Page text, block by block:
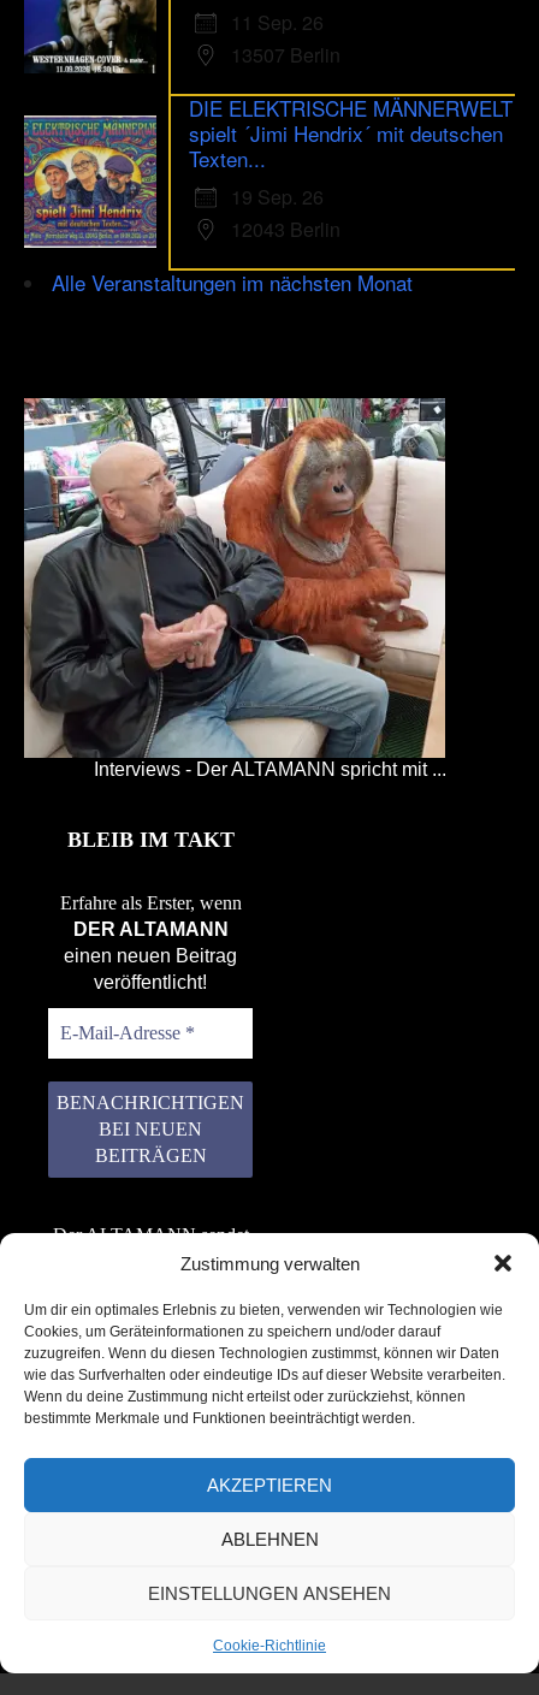
Zustimmung verwalten
Um dir ein optimales Erlebnis zu bieten, verwenden wir Technologien wie
Cookies, um Geräteinformationen zu speichern und/oder darauf
zuzugreifen. Wenn du diesen Technologien zustimmst, können wir Daten
wie das Surfverhalten oder eindeutige IDs auf dieser Website verarbeiten.
Wenn du deine Zustimmung nicht erteilst oder zurückziehst, können
bestimmte Merkmale und Funktionen beeinträchtigt werden.
AKZEPTIEREN
ABLEHNEN
EINSTELLUNGEN ANSEHEN
Cookie-Richtlinie
11 Sep. 26
13507 Berlin
DIE ELEKTRISCHE MÄNNERWELT
spielt ´Jimi Hendrix´ mit deutschen
Texten...
19 Sep. 26
12043 Berlin
Alle Veranstaltungen im nächsten Monat
Interviews - Der ALTAMANN spricht mit ...
BLEIB IM TAKT
Erfahre als Erster, wenn
DER ALTAMANN
einen neuen Beitrag
veröffentlicht!
Der ALTAMANN sendet
keinen Spam! Er gibt
weiter. Erfahre mehr in
unserer
Datenschutzerklärung.
Copyright © 2022 – 2025 | ALTAMANN.com